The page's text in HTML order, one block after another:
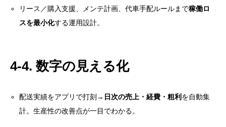
リース／購入支援、メンテ計画、代車手配ルールまで稼働ロ
スを最小化する運用設計。
4-4. 数字の見える化
配送実績をアプリで打刻→ 日次の売上・経費・粗利 を自動集
計。生産性の改善点が一目でわかる。
4-3. 車両・保険のパッケージ
5. デビューまでの14日プラン（目安）
6. 失敗パターンと対策：落とし穴は最初に潰す
7. 伸びる人の仕事術：今日から真似できる小ワザ集